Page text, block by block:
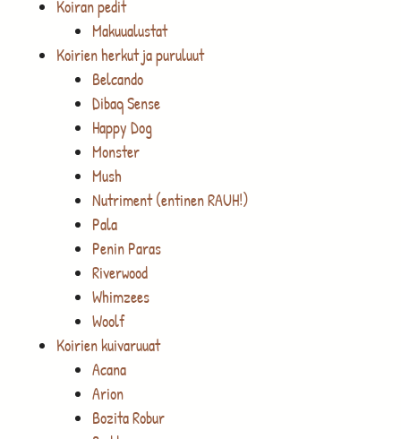
Koiran pedit
Makuualustat
Koirien herkut ja puruluut
Belcando
Dibaq Sense
Happy Dog
Monster
Mush
Nutriment (entinen RAUH!)
Pala
Penin Paras
Riverwood
Whimzees
Woolf
Koirien kuivaruuat
Acana
Arion
Bozita Robur